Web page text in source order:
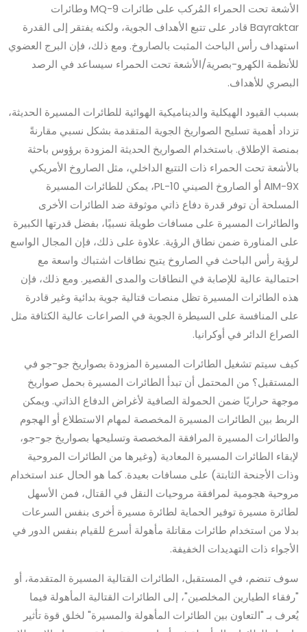
الأشعة تحت الحمراء المُركب على طائرات MQ-9 وطائرات
Bayraktar قادر على تتبع الأهداف الجوية، ولكنه يفتقر إلى القدرة
استهداف رأس الباحث المثبت بالصاروخ. ومع ذلك، فإن البرج العضوي
للأنظمة الكهرو-بصرية/الأشعة تحت الحمراء سيساعد في الرصد
البصري للأهداف.
بسبب القيود الهيكلية والديناميكية الهوائية للطائرات المسيرة الحديثة،
تزداد أهمية تسليح الصواريخ الجوية المتقدمة بشكل نسبي مقارنةً
بمنصة الإطلاق. باستخدام الصواريخ الحديثة المزودة برؤوس باحثة
بالأشعة تحت الحمراء ذات التتبع الداخلي، مثل الصاروخ الأمريكي
AIM-9X أو الصاروخ الصيني PL-10، يمكن للطائرات المسيرة
المسلحة أن توفر قدرة دفاع ذاتي موثوقة ضد الطائرات الأخرى
والطائرات المسيرة على مسافات طويلة نسبيًا، بفضل قدرتها الكبيرة
على المناورة ضمن نطاق الرؤية. علاوة على ذلك، فإن المجال الواسع
لرؤية رأس الباحث في الصاروخ يتيح نطاقات اشتباك واسعة مع
احتمالية عالية للإصابة في النطاقات والمدى القصير. ومع ذلك، فإن
هذه الطائرات المسيرة تظل منصات قتالية جوية بدائية وغير قادرة
على المنافسة على السيطرة الجوية في الصراعات عالية الكثافة مثل
الصراع الدائر في أوكرانيا.
كيف سيتم تشغيل الطائرات المسيرة المزودة بصواريخ جو-جو في
المستقبل؟ من المحتمل أن تبدأ الطائرات المسيرة بحمل صواريخ
موجهة حراريًا ضمن الحمولة الصافية لأغراض الدفاع الذاتي. ويمكن
الربط بين الطائرات المسيرة المخصصة لمهام الاستطلاع أو الهجوم
والطائرات المسيرة المرافقة المخصصة وتسليحها بصواريخ جو-جو،
لإبقاء الطائرات المسيرة المعادية (وغيرها من الطائرات المروحية
وذات الأجنحة الثابتة) على مسافات بعيدة. كما هو الحال عند استخدام
مروحية هجومية لمرافقة مروحيات النقل في القتال، فمن الأسهل
لطائرة مسيرة توفير الحماية لطائرة مسيرة أخرى بنفس السرعات
بدلا من استخدام طائرات مقاتلة مأهولة أسرع للقيام بنفس الدور في
الأجواء ذات التهديدات الخفيفة.
سوف تنضم، في المستقبل، الطائرات القتالية المسيرة المتقدمة، أو
"رفقاء الطيارين المخلصين"، إلى الطائرات القتالية المأهولة فيما
يُعرف بـ "التعاون بين الطائرات المأهولة والمسيرة" لخلق قوة تأثير